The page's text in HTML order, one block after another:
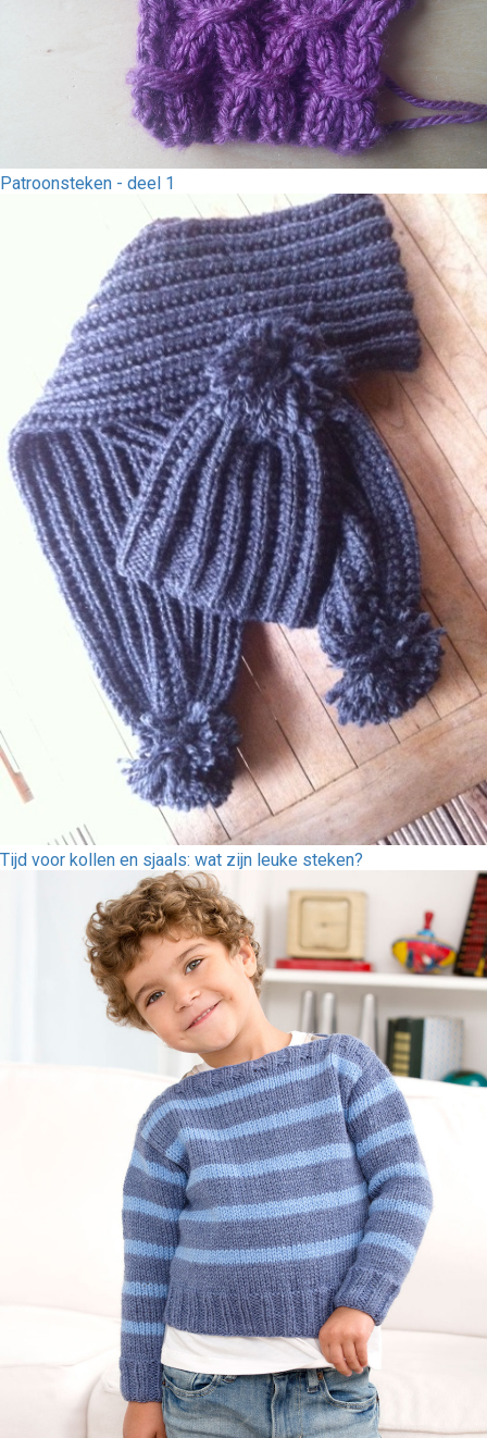
Patroonsteken - deel 1
Tijd voor kollen en sjaals: wat zijn leuke steken?